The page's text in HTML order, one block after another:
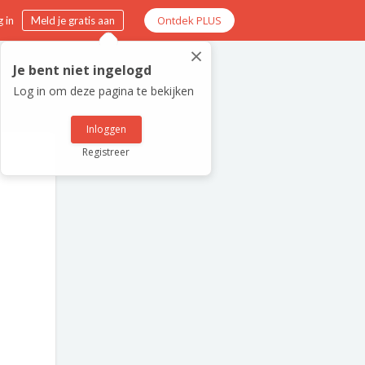
in Meld je gratis aan Ontdek PLUS
×
Je bent niet ingelogd
Log in om deze pagina te bekijken
Inloggen
Registreer